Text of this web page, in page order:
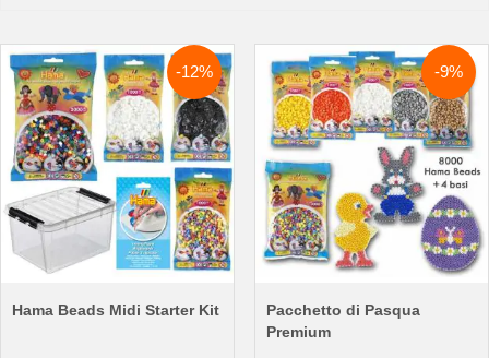
-12%
Hama Beads Midi Starter Kit
-9%
Pacchetto di Pasqua
Premium